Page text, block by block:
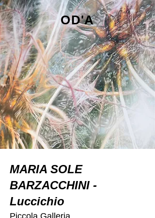
OD'A
MARIA SOLE
BARZACCHINI -
Luccichio
Piccola Galleria